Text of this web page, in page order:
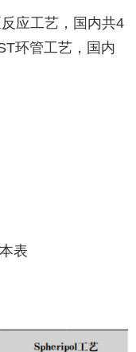
应工艺，国内共4
环管工艺，国内
表